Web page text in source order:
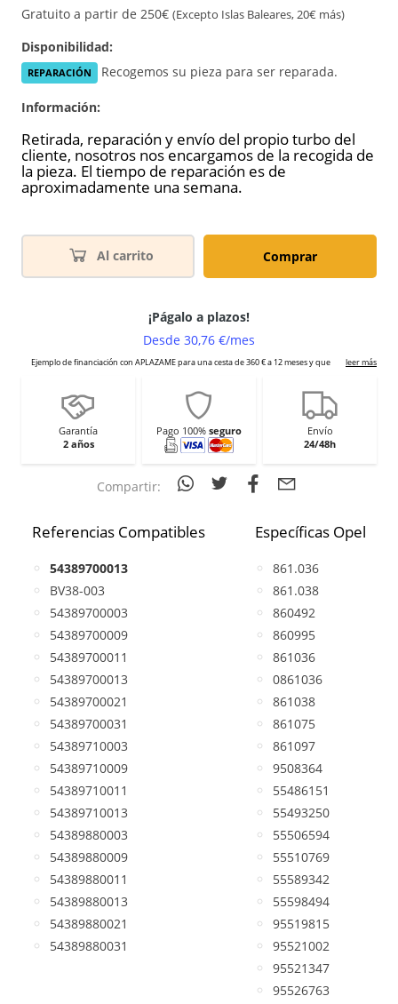
Gratuito a partir de 250€ (Excepto Islas Baleares, 20€ más)
Disponibilidad:
REPARACIÓN Recogemos su pieza para ser reparada.
Información:
Retirada, reparación y envío del propio turbo del
cliente, nosotros nos encargamos de la recogida de
la pieza. El tiempo de reparación es de
aproximadamente una semana.
Al carrito Comprar
Garantía
2 años
Pago 100% seguro
Envío
24/48h
Compartir:
Referencias Compatibles
54389700013
BV38-003
54389700003
54389700009
54389700011
54389700013
54389700021
54389700031
54389710003
54389710009
54389710011
54389710013
54389880003
54389880009
54389880011
54389880013
54389880021
54389880031
Específicas Opel
861.036
861.038
860492
860995
861036
0861036
861038
861075
861097
9508364
55486151
55493250
55506594
55510769
55589342
55598494
95519815
95521002
95521347
95526763